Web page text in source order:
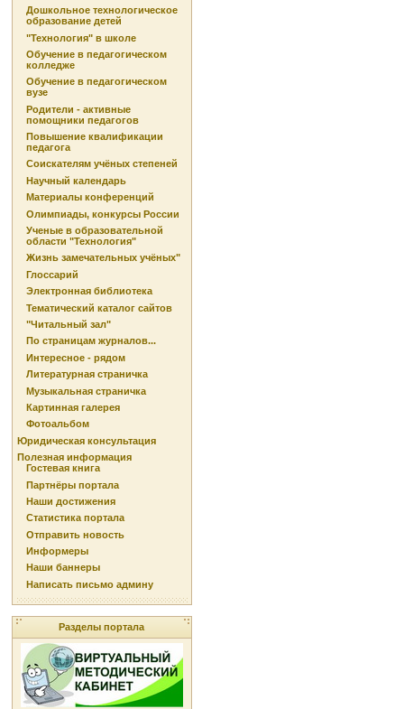
Дошкольное технологическое
образование детей
"Технология" в школе
Обучение в педагогическом
колледже
Обучение в педагогическом
вузе
Родители - активные
помощники педагогов
Повышение квалификации
педагога
Соискателям учёных степеней
Научный календарь
Материалы конференций
Олимпиады, конкурсы России
Ученые в образовательной
области "Технология"
Жизнь замечательных учёных"
Глоссарий
Электронная библиотека
Тематический каталог сайтов
"Читальный зал"
По страницам журналов...
Интересное - рядом
Литературная страничка
Музыкальная страничка
Картинная галерея
Фотоальбом
Юридическая консультация
Полезная информация
Гостевая книга
Партнёры портала
Наши достижения
Статистика портала
Отправить новость
Информеры
Наши баннеры
Написать письмо админу
Разделы портала